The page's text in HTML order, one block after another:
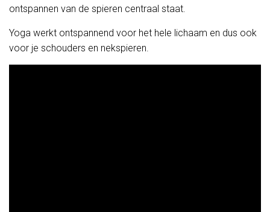
ontspannen van de spieren centraal staat.
Yoga werkt ontspannend voor het hele lichaam en dus ook
voor je schouders en nekspieren.